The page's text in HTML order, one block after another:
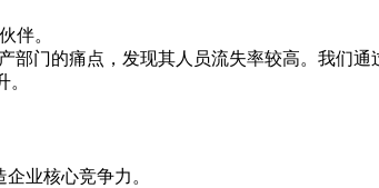
伴。
部门的痛点，发现其人员流失率较高。我们
业核心竞争力。